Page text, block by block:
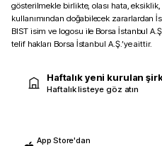
gösterilmekle birlikte, olası hata,
kullanımından doğabilecek zararlardan
BIST isim ve logosu ile Borsa İstanbul
telif hakları Borsa İstanbul A.Ş.’ye aittir.
Haftalık yeni kurulan
Haftalık listeye göz atın
App Store'dan